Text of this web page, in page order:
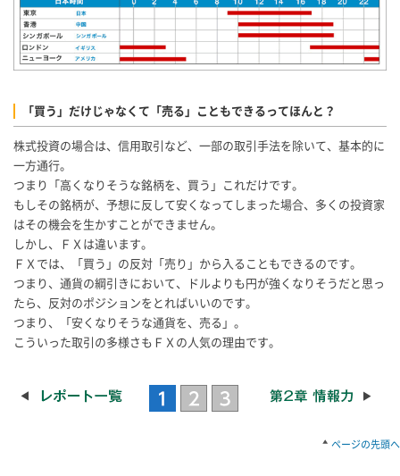
「買う」だけじゃなくて「売る」こともできるってほんと？
株式投資の場合は、信用取引など、一部の取引手法を除いて、基本的に
一方通行。
つまり「高くなりそうな銘柄を、買う」これだけです。
もしその銘柄が、予想に反して安くなってしまった場合、多くの投資家
はその機会を生かすことができません。
しかし、ＦＸは違います。
ＦＸでは、「買う」の反対「売り」から入ることもできるのです。
つまり、通貨の綱引きにおいて、ドルよりも円が強くなりそうだと思っ
たら、反対のポジションをとればいいのです。
つまり、「安くなりそうな通貨を、売る」。
こういった取引の多様さもＦＸの人気の理由です。
ページの先頭へ